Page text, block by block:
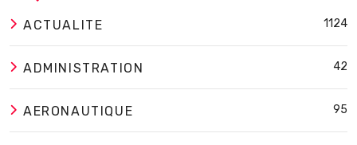
ACTUALITE 1124
ADMINISTRATION 42
AERONAUTIQUE 95